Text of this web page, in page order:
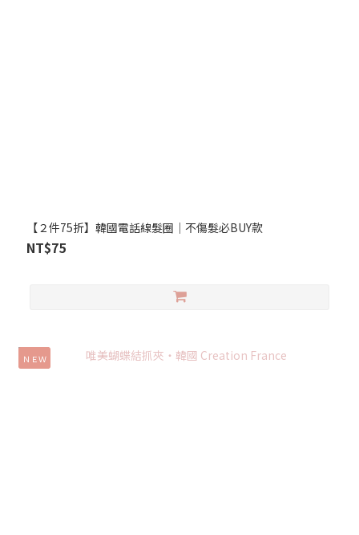
【２件75折】韓國電話線髮圈│不傷髮必BUY款
NT$75
ＮＥＷ